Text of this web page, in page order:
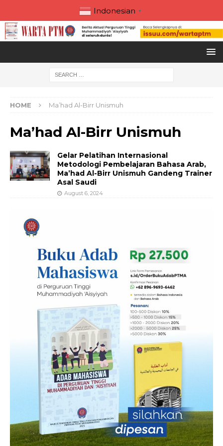
Indonesian ▼
HOME Ma’had Al-Birr Unismuh
Ma’had Al-Birr Unismuh
Gelar Pelatihan Internasional
Metodologi Pembelajaran Bahasa Arab,
Ma’had Al-Birr Unismuh Gandeng Trainer
Asal Saudi
August 6, 2024